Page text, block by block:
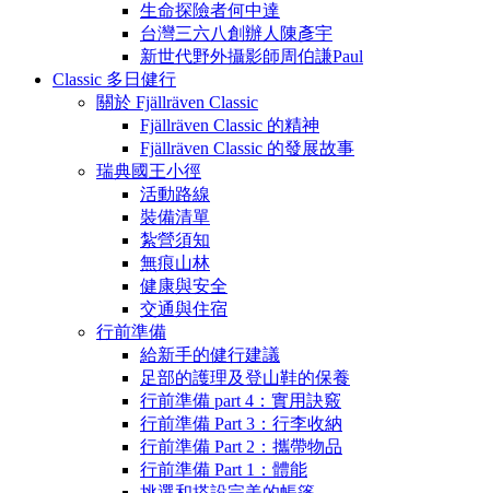
生命探險者何中達
台灣三六八創辦人陳彥宇
新世代野外攝影師周伯謙Paul
Classic 多日健行
關於 Fjällräven Classic
Fjällräven Classic 的精神
Fjällräven Classic 的發展故事
瑞典國王小徑
活動路線
裝備清單
紮營須知
無痕山林
健康與安全
交通與住宿
行前準備
給新手的健行建議
足部的護理及登山鞋的保養
行前準備 part 4：實用訣竅
行前準備 Part 3：行李收納
行前準備 Part 2：攜帶物品
行前準備 Part 1：體能